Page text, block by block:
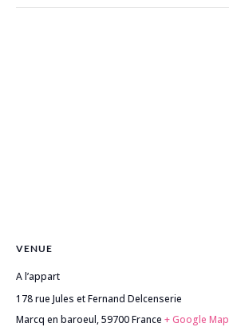
VENUE
A l’appart
178 rue Jules et Fernand Delcenserie
Marcq en baroeul,59700France + Google Map